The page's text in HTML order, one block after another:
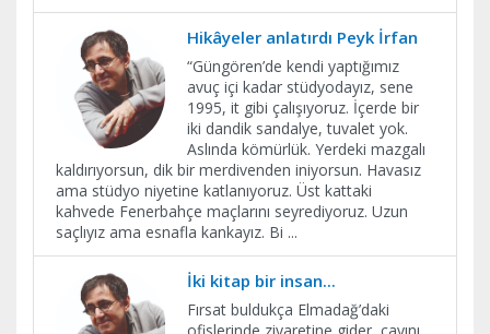
Hikâyeler anlatırdı Peyk İrfan
“Güngören’de kendi yaptığımız
avuç içi kadar stüdyodayız, sene
1995, it gibi çalışıyoruz. İçerde bir
iki dandik sandalye, tuvalet yok.
Aslında kömürlük. Yerdeki mazgalı
kaldırıyorsun, dik bir merdivenden iniyorsun. Havasız
ama stüdyo niyetine katlanıyoruz. Üst kattaki
kahvede Fenerbahçe maçlarını seyrediyoruz. Uzun
saçlıyız ama esnafla kankayız. Bi ...
İki kitap bir insan...
Fırsat buldukça Elmadağ’daki
ofislerinde ziyaretine gider, çayını